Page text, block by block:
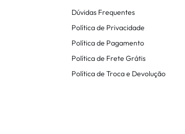
Dúvidas Frequentes
Política de Privacidade
Política de Pagamento
Política de Frete Grátis
Política de Troca e Devolução